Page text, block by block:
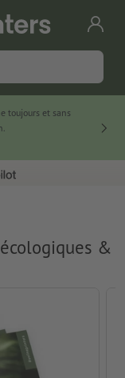
toujours et sans
&